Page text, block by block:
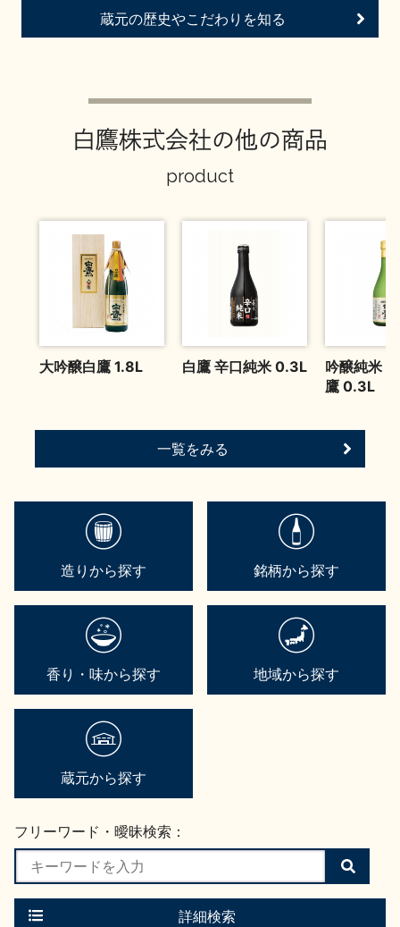
蔵元の歴史やこだわりを知る
白鷹株式会社の他の商品
product
大吟醸白鷹 1.8L 白鷹 辛口純米 0.3L
吟醸純米
鷹 0.3L
一覧をみる
造りから探す 銘柄から探す
香り・味から探す 地域から探す
蔵元から探す
フリーワード・曖昧検索：
検
索
す
詳細検索